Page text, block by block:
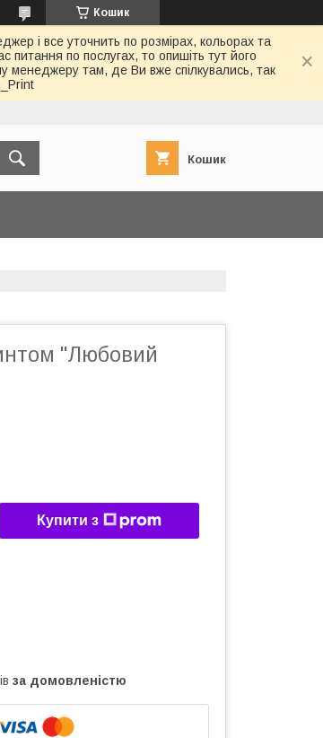
Кошик
і все уточнить по розмірах, кольорах та
по послугах, то опишіть тут його
менеджеру там, де Ви вже спілкувались, так
Кошик
"Любовий
Купити з
за домовленістю